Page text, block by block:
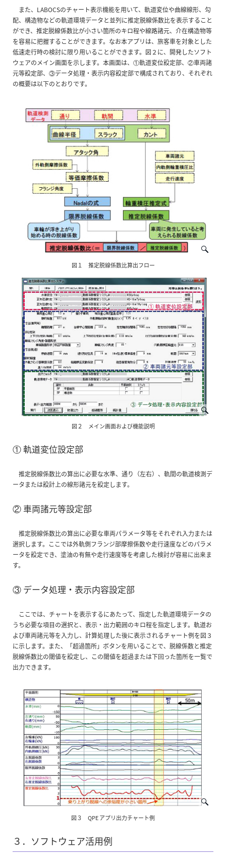
また、LABOCSのチャート表示機能を用いて、軌道変位や曲線線形、勾
配、構造物などの軌道環境データと並列に推定脱線係数比を表示すること
ができ、推定脱線係数比が小さい箇所のキロ程や線路諸元、介在構造物等
を容易に把握することができます。なお本アプリは、旅客車を対象とした
低速走行時の検討に限り用いることができます。図２に、開発したソフト
ウェアのメイン画面を示します。本画面は、①軌道変位設定部、②車両諸
元等設定部、③データ処理・表示内容設定部で構成されており、それぞれ
の概要は以下のとおりです。
図１ 推定脱線係数比算出フロー
図２ メイン画面および機能説明
① 軌道変位設定部
推定脱線係数比の算出に必要な水準、通り（左右）、軌間の軌道検測デ
ータまたは設計上の線形諸元を設定します。
② 車両諸元等設定部
推定脱線係数比の算出に必要な車両パラメータ等をそれぞれ入力または
選択します。ここでは外軌側フランジ部摩擦係数や走行速度などのパラメ
ータを設定でき、塗油の有無や走行速度等を考慮した検討が容易に出来ま
す。
③ データ処理・表示内容設定部
ここでは、チャートを表示するにあたって、指定した軌道環境データの
うち必要な項目の選択と、表示・出力範囲のキロ程を指定します。軌道お
よび車両諸元等を入力し、計算処理した後に表示されるチャート例を図３
に示します。また、「超過箇所」ボタンを用いることで、脱線係数と推定
脱線係数比の閾値を設定し、この閾値を超過または下回った箇所を一覧で
出力できます。
図３ QPE アプリ出力チャート例
３．ソフトウェア活用例